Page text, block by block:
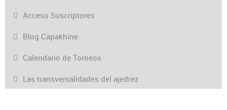
Acceso Suscriptores
Blog Capakhine
Calendario de Torneos
Las transversalidades del ajedrez